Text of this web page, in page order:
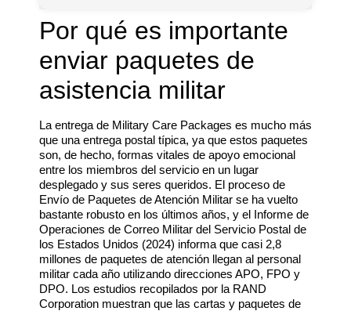
Por qué es importante
enviar paquetes de
asistencia militar
La entrega de Military Care Packages es mucho más
que una entrega postal típica, ya que estos paquetes
son, de hecho, formas vitales de apoyo emocional
entre los miembros del servicio en un lugar
desplegado y sus seres queridos. El proceso de
Envío de Paquetes de Atención Militar se ha vuelto
bastante robusto en los últimos años, y el Informe de
Operaciones de Correo Militar del Servicio Postal de
los Estados Unidos (2024) informa que casi 2,8
millones de paquetes de atención llegan al personal
militar cada año utilizando direcciones APO, FPO y
DPO. Los estudios recopilados por la RAND
Corporation muestran que las cartas y paquetes de